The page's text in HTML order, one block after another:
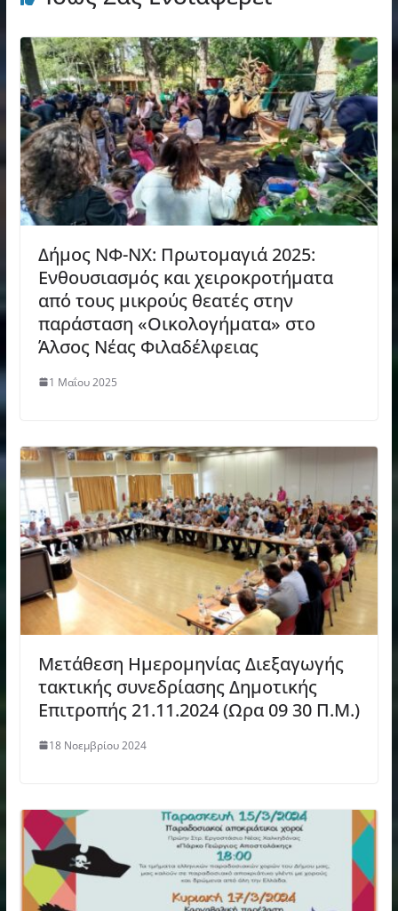
Δήμος ΝΦ-ΝΧ: Πρωτομαγιά 2025:
Ενθουσιασμός και χειροκροτήματα
από τους μικρούς θεατές στην
παράσταση «Οικολογήματα» στο
Άλσος Νέας Φιλαδέλφειας
1 Μαΐου 2025
Μετάθεση Ημερομηνίας Διεξαγωγής
τακτικής συνεδρίασης Δημοτικής
Επιτροπής 21.11.2024 (Ωρα 09 30 Π.M.)
18 Νοεμβρίου 2024